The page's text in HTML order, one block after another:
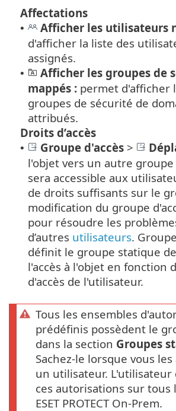
Affectations
• Afficher les utilisateurs
d'afficher la liste des
assignés.
•
Afficher les groupes de
mappés : permet d'afficher
groupes de sécurité de
attribués.
Droits d’accès
• Groupe d'accès >
l'objet vers un autre
sera accessible aux
de droits suffisants sur le
modification du groupe
pour résoudre les
d’autres utilisateurs.
définit le groupe statique
l'accès à l'objet en fonction
d'accès de l'utilisateur.
Tous les ensembles
prédéfinis possèdent le
dans la section Groupes
Sachez-le lorsque vous
un utilisateur. L'utilisateur
ces autorisations sur tous
ESET PROTECT On-Prem.